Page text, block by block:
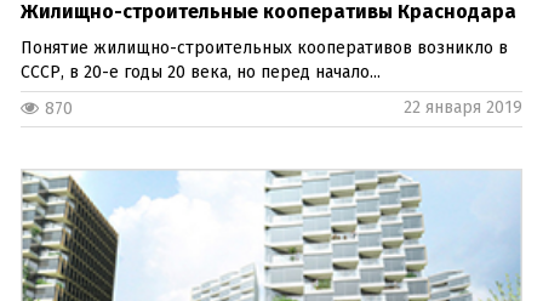
Жилищно-строительные кооперативы Краснодара
Понятие жилищно-строительных кооперативов возникло в
СССР, в 20-е годы 20 века, но перед начало...
870
22 января 2019